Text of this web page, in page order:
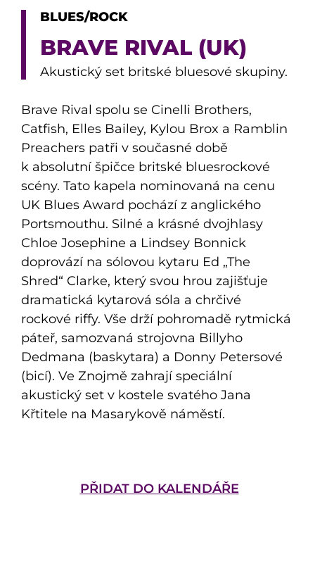
BLUES/ROCK
BRAVE RIVAL (UK)
Akustický set britské bluesové skupiny.
Brave Rival spolu se Cinelli Brothers,
Catfish, Elles Bailey, Kylou Brox a Ramblin
Preachers patři v současné době
k absolutní špičce britské bluesrockové
scény. Tato kapela nominovaná na cenu
UK Blues Award pochází z anglického
Portsmouthu. Silné a krásné dvojhlasy
Chloe Josephine a Lindsey Bonnick
doprovází na sólovou kytaru Ed „The
Shred“ Clarke, který svou hrou zajišťuje
dramatická kytarová sóla a chrčivé
rockové riffy. Vše drží pohromadě rytmická
páteř, samozvaná strojovna Billyho
Dedmana (baskytara) a Donny Petersové
(bicí). Ve Znojmě zahrají speciální
akustický set v kostele svatého Jana
Křtitele na Masarykově náměstí.
PŘIDAT DO KALENDÁŘE